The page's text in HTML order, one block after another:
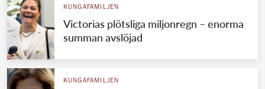
KUNGAFAMILJEN
Victorias plötsliga miljonregn – enorma
summan avslöjad
KUNGAFAMILJEN